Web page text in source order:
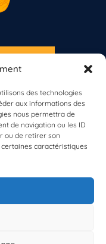
des technologies
aux informations des
nous permettra de
de navigation ou les ID
ou de retirer son
caractéristiques
à Biolit ?